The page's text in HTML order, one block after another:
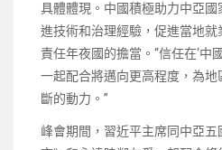
具體體現。中國積極助力中亞
進技術和治理經驗，促進當地就
責任年夜國的擔當。“信任在‘中
一起配合將邁向更高程度，為
斷的動力。”
峰會期間，習近平主席同中亞